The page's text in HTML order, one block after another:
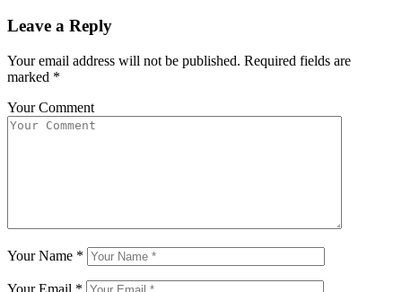
Leave a Reply
Your email address will not be published. Required fields are
marked *
Your Comment
Your Name *
Your Email *